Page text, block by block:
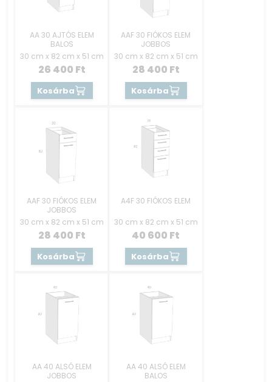
AA 30 AJTÓS ELEM
BALOS
30 cm x 82 cm x 51 cm
26 400 Ft
Kosárba
AAF 30 FIÓKOS ELEM
JOBBOS
30 cm x 82 cm x 51 cm
28 400 Ft
Kosárba
AAF 30 FIÓKOS ELEM
JOBBOS
30 cm x 82 cm x 51 cm
28 400 Ft
Kosárba
A4F 30 FIÓKOS ELEM
30 cm x 82 cm x 51 cm
40 600 Ft
Kosárba
AA 40 ALSÓ ELEM
JOBBOS
AA 40 ALSÓ ELEM
BALOS